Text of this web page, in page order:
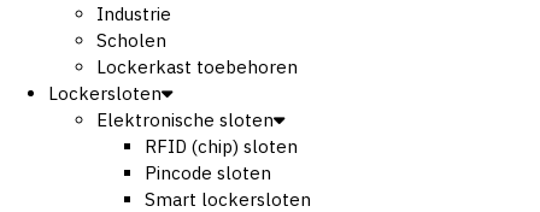
Industrie
Scholen
Lockerkast toebehoren
Lockersloten
Elektronische sloten
RFID (chip) sloten
Pincode sloten
Smart lockersloten